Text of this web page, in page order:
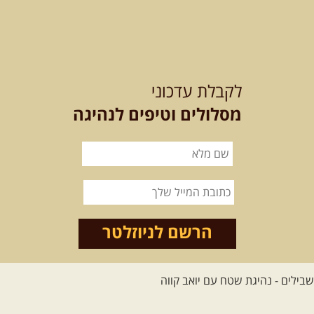
למגוון רכבי שטח
בחרנו לילה מיוחד לטיול מיוחד!
השמיים יהיו נקיים, הכוכבים ...
שישי- מעיינות
ואתגרים בצפון הרמה
מסלול חדש בצפון רמת הגולן בהובלת
מדריך תושב האזור. המסלול ...
לקבלת עדכוני
מסלולים וטיפים לנהיגה
הרשם לניוזלטר